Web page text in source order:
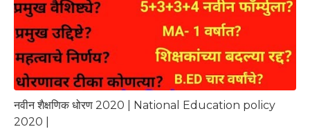
नवीन शैक्षणिक धोरण 2020 | National Education policy
2020 |